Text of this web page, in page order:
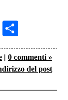
Copy
| 0 commenti »
del post